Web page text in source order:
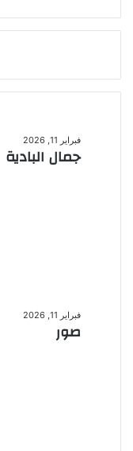
فبراير 11, 2026
جمال البادية
فبراير 11, 2026
صور